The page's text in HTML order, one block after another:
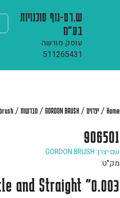
ש.רם-נוף סוכנויות
בע"מ
עוסק מורשה
511265431
Home
/ יצרנים /
GORDON BRUSH
/ מברשות /
906501
שם יצרן: GORDON BRUSH
מק"ט:
and Straight